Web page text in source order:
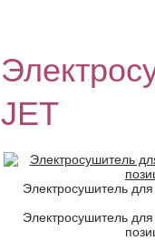
JET
Электросушитель
Электросушитель